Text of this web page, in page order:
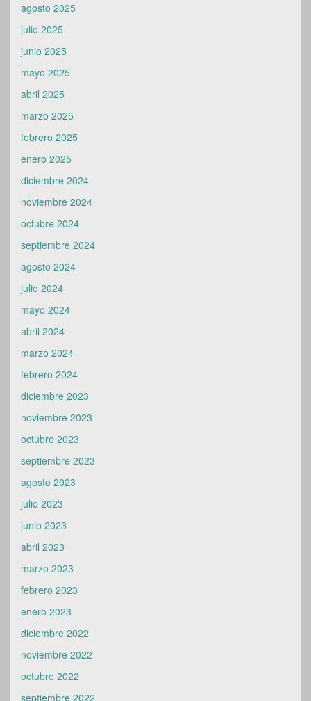
agosto 2025
julio 2025
junio 2025
mayo 2025
abril 2025
marzo 2025
febrero 2025
enero 2025
diciembre 2024
noviembre 2024
octubre 2024
septiembre 2024
agosto 2024
julio 2024
mayo 2024
abril 2024
marzo 2024
febrero 2024
diciembre 2023
noviembre 2023
octubre 2023
septiembre 2023
agosto 2023
julio 2023
junio 2023
abril 2023
marzo 2023
febrero 2023
enero 2023
diciembre 2022
noviembre 2022
octubre 2022
septiembre 2022